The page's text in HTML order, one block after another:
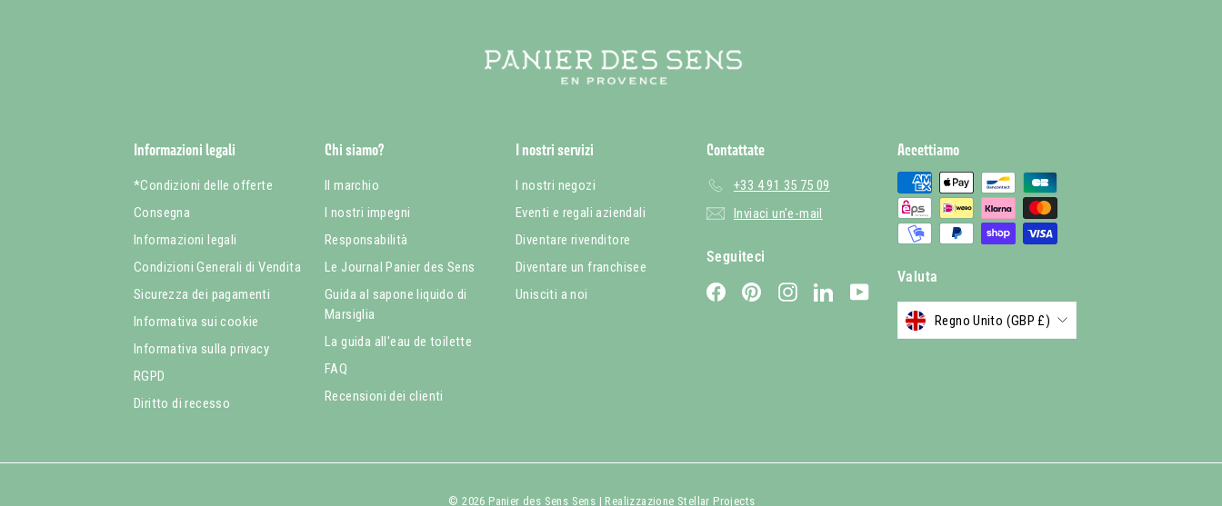
Informazioni legali
*Condizioni delle offerte
Consegna
Informazioni legali
Condizioni Generali di Vendita
Sicurezza dei pagamenti
Informativa sui cookie
Informativa sulla privacy
RGPD
Diritto di recesso
Chi siamo?
Il marchio
I nostri impegni
Responsabilità
Le Journal Panier des Sens
Guida al sapone liquido di
Marsiglia
La guida all'eau de toilette
FAQ
Recensioni dei clienti
I nostri servizi
I nostri negozi
Eventi e regali aziendali
Diventare rivenditore
Diventare un franchisee
Unisciti a noi
Contattate
+33 4 91 35 75 09
Inviaci un'e-mail
Seguiteci
FacebookPinterestInstagramLinkedInYouTube
Accettiamo
Valuta
Regno Unito (GBP £)
© 2026 Panier des Sens Sens | Realizzazione Stellar Projects